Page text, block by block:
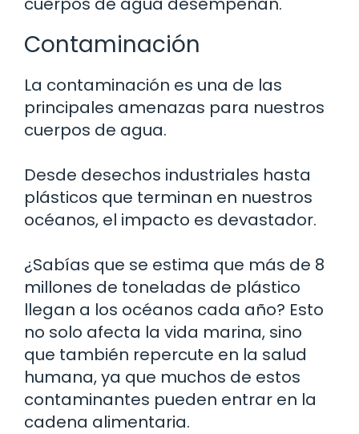
Contaminación
La contaminación es una de las
principales amenazas para nuestros
cuerpos de agua.
Desde desechos industriales hasta
plásticos que terminan en nuestros
océanos, el impacto es devastador.
¿Sabías que se estima que más de 8
millones de toneladas de plástico
llegan a los océanos cada año? Esto
no solo afecta la vida marina, sino
que también repercute en la salud
humana, ya que muchos de estos
contaminantes pueden entrar en la
cadena alimentaria.